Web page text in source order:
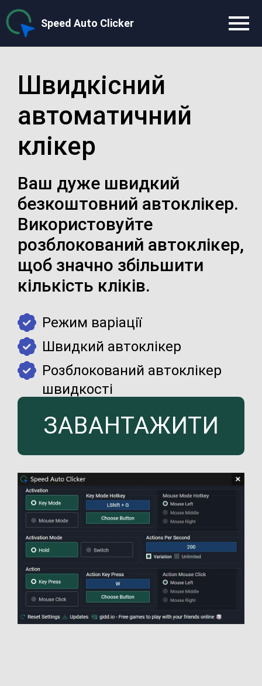
Speed Auto Clicker
Швидкісний
автоматичний
клікер
Ваш дуже швидкий
безкоштовний автоклікер.
Використовуйте
розблокований автоклікер,
щоб значно збільшити
кількість кліків.
Режим варіації
Швидкий автоклікер
Розблокований автоклікер
швидкості
ЗАВАНТАЖИТИ